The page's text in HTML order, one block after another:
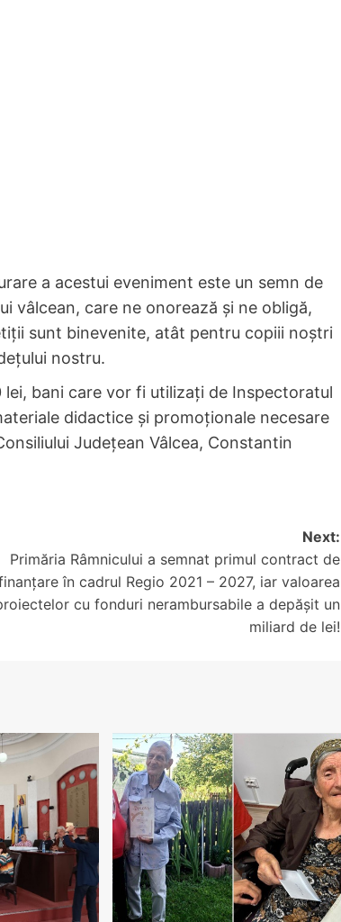
a acestui eveniment este un semn de
vâlcean, care ne onorează și ne obligă,
sunt binevenite, atât pentru copiii noștri
nostru.
bani care vor fi utilizați de Inspectoratul
didactice și promoționale necesare
Județean Vâlcea, Constantin
Next:
Primăria Râmnicului a semnat primul contract de
în cadrul Regio 2021 – 2027, iar valoarea
cu fonduri nerambursabile a depășit un
miliard de lei!